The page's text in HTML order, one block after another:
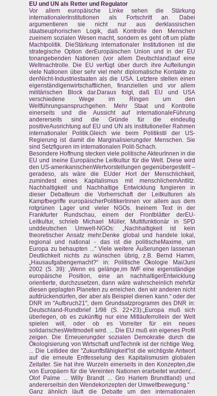
EU und UN als Retter und Regulator
Vor allem europäische Linke sehen die Stärkung
internationalerInstitutionen als Fortschritt an. Dabei
argumentieren sie nicht nur aus derklassischen
staatseuphorischen Logik, daß Kontrolle den Menschen
zueinem sozialen Wesen macht, sondern es geht oft um platte
Machtpolitik. DieStärkung internationaler Institutionen ist die
strategische Option derEuropäischen Union und in der EU
tonangebenden Nationen (vor allem Deutschland)auf eine
Weltmachtrolle. Die EU verfügt über durch ihre Aufteilungin
viele Nationen über sehr viel mehr diplomatische Kontakte zu
denNicht-Industriestaaten als die USA. Letztere stellen einen
eigenständigenwirtschaftlichen, finanziellen und vor allem
militärischen Block dar.Daraus folgt, daß EU und USA
verschiedene Wege im Ringen um den
Weltführungsanspruchgehen. Mehr Staat und Kontrolle
einerseits und die Aussicht auf internationaleFührung
andererseits sind die Gründe für die eindeutig
positiveAusrichtung auf EU und UN als institutioneller Rahmen
internationaler Politik.Gleich wie beim Politikstil der US-
Regierung ist damit die Marginalisierungder Menschen. Sie
sind Setzfiguren im internationalen Polit-Schach.
Besondere Hoffnung stecken viele politische AkteurInnen in die
EU und ineine Europäische Leitkultur für die Welt. Diese wird
den US-amerikanischenWertvorstellungen gegenübergestellt –
geradeso, als wäre die EUder Hort der Menschlichkeit,
zumindest eines Kapitalismus mit menschlichemAntlitz.
Nachhaltigkeit und Nachhaltige Entwicklung fungieren in
dieser Debatteum die Vorherrschaft der Leitkulturen als
Kampfbegriffe europäischerPolitikerInnen vor allem aus dem
rotgrünen Lager und vieler NGOs. Ineinem Text in der
Frankfurter Rundschau, einem der Frontblätter derEU-
Leitkultur, schrieb Michael Müller, Multifunktionär in SPD
unddeutschen Umwelt-NGOs: „Nachhaltigkeit ist kein
theoretischer Ansatz mehr.Denke global und handele lokal,
regional und national - das ist die politischeMaxime, um
Europa zu behaupten ...“ Viele weitere Äußerungen lassenan
Deutlichkeit nichts zu wünschen übrig, z.B. Bernd Hamm,
„Hausaufgabengemacht?“ in: Politische Ökologie Mai/Juni
2002 (S. 39): „Wenn es gelänge,im IWF eine eigenständige
europäische Position, eine an nachhaltigerEntwicklung
orientierte, durchzusetzen, dann wäre wahrscheinlich mehrfür
diesen geplagten Planeten zu erreichen. den wir anderen nicht
aufdrückendürfen, der aber als Beispiel dienen kann.“ oder der
DNR im "Aufbruch21", dem Grundsatzprogramm des DNR in:
Deutschland-Rundbrief 1/98 (S. 22+23):„Europa muß sich
überlegen, ob es zukünftig nur eine Mitläuferrollein der Welt
spielen will, oder ob es Vorreiter für ein neues
solidarischesWeltmodell wird. ... Die EU muß ein eigenes Profil
zeigen. Die Erneuerungder sozialen Demokratie durch die
Ökologisierung von Wirtschaft undTechnik ist der richtige Weg.
... Die Leitidee der "Zukunftsfähigkeit"ist die wichtigste Antwort
auf die erneute Entfesselung des Kapitalismusim globalen
Zeitalter. Sie hat ihre Wurzeln einerseits in den Konzepten,die
von Europäern für die Vereinten Nationen erarbeitet wurden(...
Olof Palme ... Willy Brandt ... Gro Harlem Brundtland) und
andererseitsin den Wendekonzepten der Umweltbewegung.“
Ganz ähnlich läuft die Debatte um den internationalen